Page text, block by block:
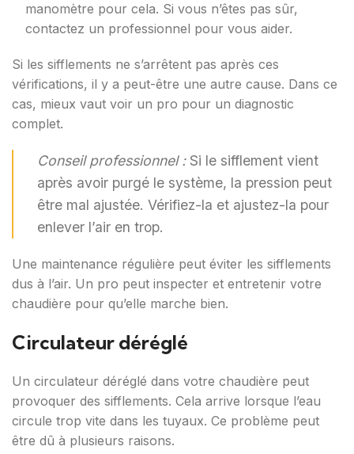
manomètre pour cela. Si vous n’êtes pas sûr,
contactez un professionnel pour vous aider.
Si les sifflements ne s’arrêtent pas après ces
vérifications, il y a peut-être une autre cause. Dans ce
cas, mieux vaut voir un pro pour un diagnostic
complet.
Conseil professionnel :Si le sifflement vient
après avoir purgé le système, la pression peut
être mal ajustée. Vérifiez-la et ajustez-la pour
enlever l’air en trop.
Une maintenance régulière peut éviter les sifflements
dus à l’air. Un pro peut inspecter et entretenir votre
chaudière pour qu’elle marche bien.
Circulateur déréglé
Un circulateur déréglé dans votre chaudière peut
provoquer des sifflements. Cela arrive lorsque l’eau
circule trop vite dans les tuyaux. Ce problème peut
être dû à plusieurs raisons.